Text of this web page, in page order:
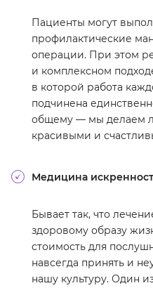
Пациенты могут
профилактические
операции. При этом
и комплексном
в которой работа
подчинена
общему — мы делаем
красивыми и
Медицина
Бывает так, что
здоровому образу
стоимость для
навсегда принять и
нашу культуру. Один